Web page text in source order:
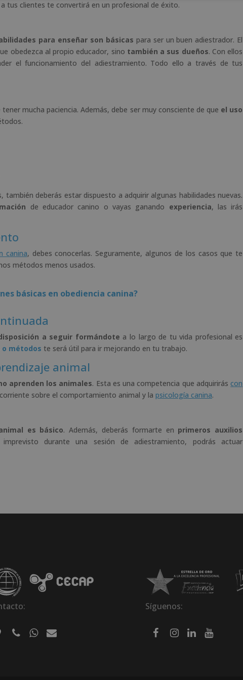
tus clientes te convertirá en un profesional de éxito.
para enseñar son básicas para ser un buen adiestrador. El
obedezca al propio educador, sino también a sus dueños. Con ellos
el funcionamiento del adiestramiento. Todo ello a través de tus
mucha paciencia. Además, debe ser muy consciente de que el uso
deberás estar dispuesto a adquirir algunas habilidades nuevas.
de educador canino o vayas ganando experiencia, las irás
canina, debes conocerlas. Seguramente, algunos de los casos que te
métodos menos usados.
básicas en obediencia canina?
a seguir formándote a lo largo de tu vida profesional es
métodos te será útil para ir mejorando en tu trabajo.
animal
aprenden los animales. Esta es una competencia que adquiriráscon
sobre el comportamiento animal y la psicología canina.
es básico. Además, deberás formarte en primeros auxilios
durante una sesión de adiestramiento, podrás actuar
Síguenos: